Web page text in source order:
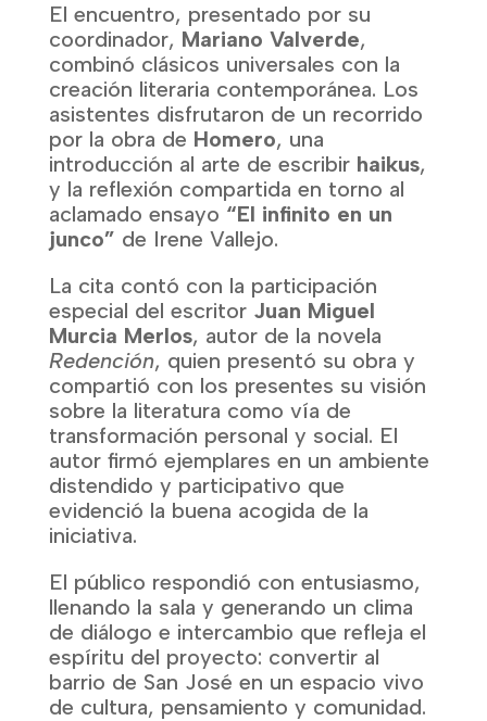
El encuentro, presentado por su
coordinador, Mariano Valverde,
combinó clásicos universales con la
creación literaria contemporánea. Los
asistentes disfrutaron de un recorrido
por la obra de Homero, una
introducción al arte de escribir haikus,
y la reflexión compartida en torno al
aclamado ensayo “El infinito en un
junco” de Irene Vallejo.
La cita contó con la participación
especial del escritor Juan Miguel
Murcia Merlos, autor de la novela
Redención, quien presentó su obra y
compartió con los presentes su visión
sobre la literatura como vía de
transformación personal y social. El
autor firmó ejemplares en un ambiente
distendido y participativo que
evidenció la buena acogida de la
iniciativa.
El público respondió con entusiasmo,
llenando la sala y generando un clima
de diálogo e intercambio que refleja el
espíritu del proyecto: convertir al
barrio de San José en un espacio vivo
de cultura, pensamiento y comunidad.